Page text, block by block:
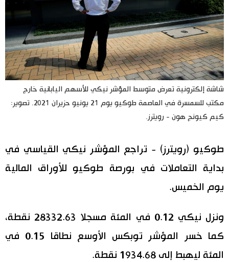
الأقسام
صور
أشخاص
تجارب وآراء
اقتصاد
مجتمع
ثقافة
لايف ستايل
الأكثر تفاعلا
اللغة اليابانية
موسوعة اليابان
المطبخ الياباني
تواصل معنا
شاشة إلكترونية تعرض متوسط المؤشر نيكي للأسهم اليابانية خارج
مكتب للسمسرة في العاصمة طوكيو يوم 21 يونيو حزيران 2021. تصوير:
كيم كيونج هون - رويترز.
طوكيو (رويترز) - تراجع المؤشر نيكي القياسي في
بداية التعاملات في بورصة طوكيو للأوراق المالية
يوم الخميس.
ونزل نيكي 0.12 في المئة مسجلا 28332.63 نقطة،
كما خسر المؤشر توبكس الأوسع نطاقا 0.15 في
المئة ليهبط إلى 1934.68 نقطة.